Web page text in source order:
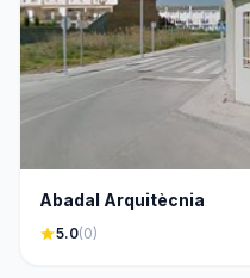
Abadal Arquitècnia
star5.0(0)